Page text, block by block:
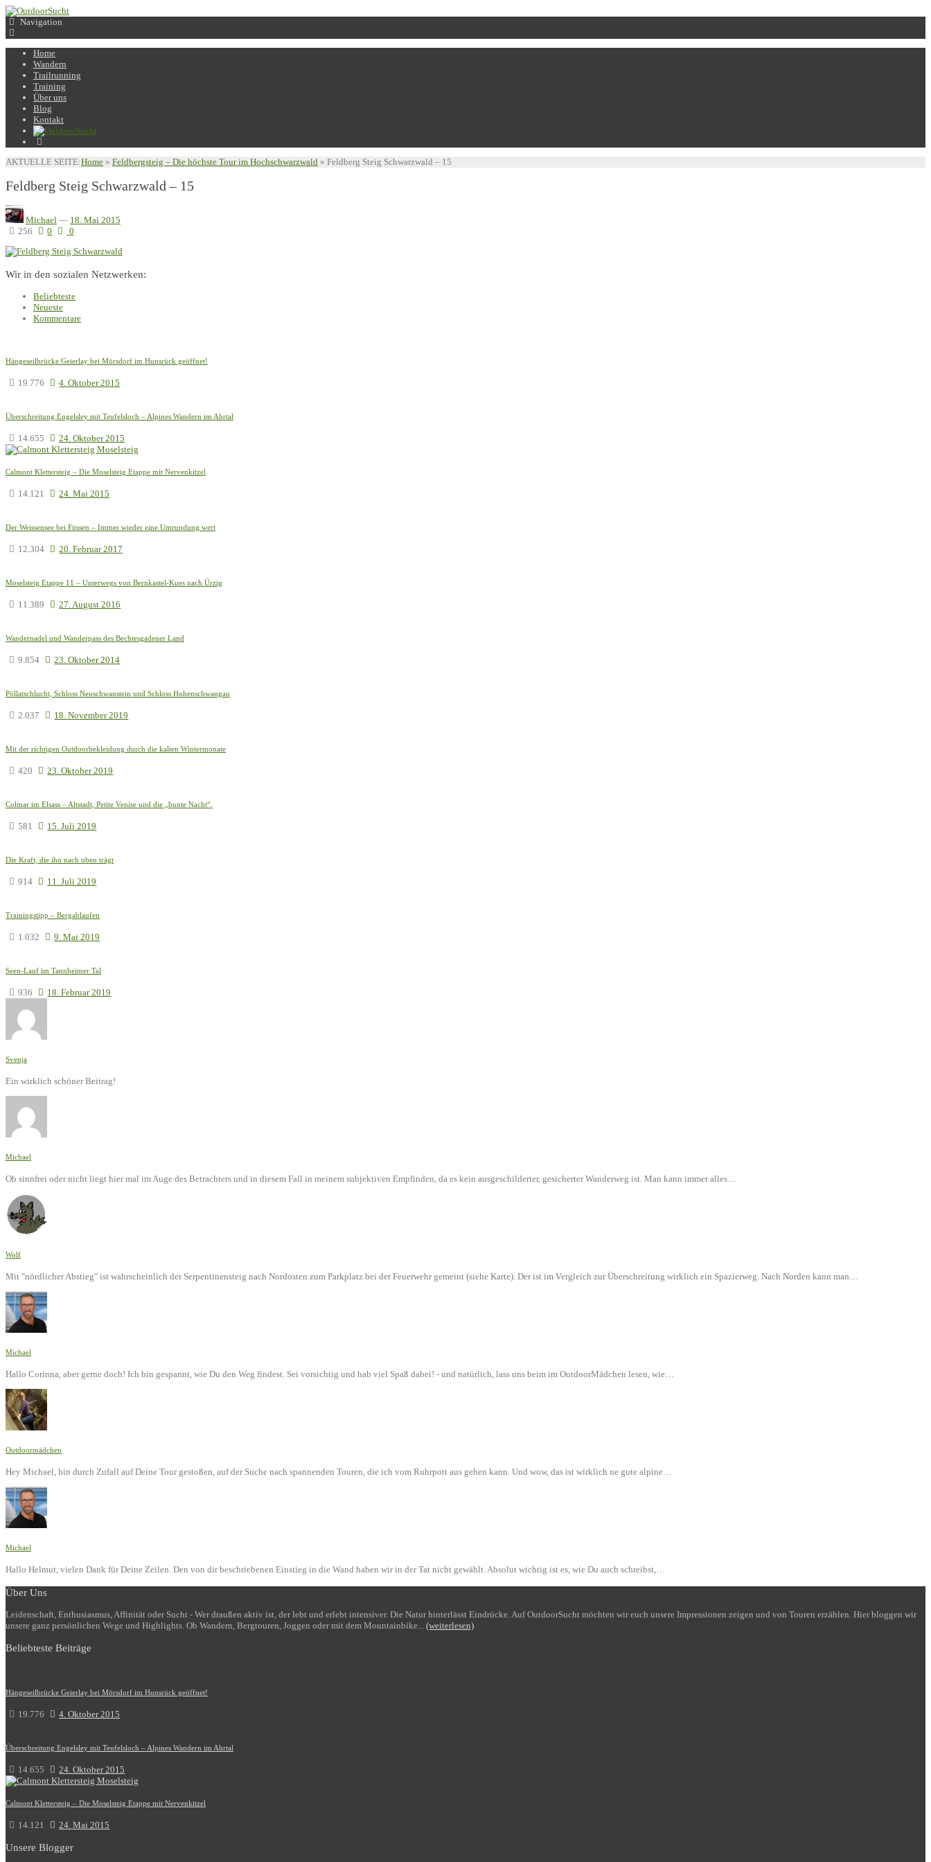
Navigation
Home
Wandern
Trailrunning
Training
Über uns
Blog
Kontakt
AKTUELLE SEITE:Home » Feldbergsteig – Die höchste Tour im Hochschwarzwald » Feldberg Steig Schwarzwald – 15
Feldberg Steig Schwarzwald – 15
Michael — 18. Mai 2015
256
0 0
Wir in den sozialen Netzwerken:
Beliebteste
Neueste
Kommentare
Hängeseilbrücke Geierlay bei Mörsdorf im Hunsrück geöffnet!
19.776 4. Oktober 2015
Überschreitung Engelsley mit Teufelsloch – Alpines Wandern im Ahrtal
14.655 24. Oktober 2015
Calmont Klettersteig – Die Moselsteig Etappe mit Nervenkitzel
14.121 24. Mai 2015
Der Weissensee bei Füssen – Immer wieder eine Umrundung wert
12.304 20. Februar 2017
Moselsteig Etappe 11 – Unterwegs von Bernkastel-Kues nach Ürzig
11.389 27. August 2016
Wandernadel und Wanderpass des Bechtesgadener Land
9.854 23. Oktober 2014
Pöllatschlucht, Schloss Neuschwanstein und Schloss Hohenschwangau
2.037 18. November 2019
Mit der richtigen Outdoorbekleidung durch die kalten Wintermonate
420 23. Oktober 2019
Colmar im Elsass – Altstadt, Petite Venise und die „bunte Nacht“.
581 15. Juli 2019
Die Kraft, die ihn nach oben trägt
914 11. Juli 2019
Trainingstipp – Bergablaufen
1.032 9. Mai 2019
Seen-Lauf im Tannheimer Tal
936 18. Februar 2019
Svenja
Ein wirklich schöner Beitrag!
Michael
Ob sinnfrei oder nicht liegt hier mal im Auge des Betrachters und in diesem Fall in meinem subjektiven Empfinden, da es kein ausgeschilderter, gesicherter Wanderweg ist. Man kann immer alles…
Wolf
Mit "nördlicher Abstieg" ist wahrscheinlich der Serpentinensteig nach Nordosten zum Parkplatz bei der Feuerwehr gemeint (siehe Karte). Der ist im Vergleich zur Überschreitung wirklich ein Spazierweg. Nach Norden kann man…
Michael
Hallo Corinna, aber gerne doch! Ich bin gespannt, wie Du den Weg findest. Sei vorsichtig und hab viel Spaß dabei! - und natürlich, lass uns beim im OutdoorMädchen lesen, wie…
Outdoormädchen
Hey Michael, bin durch Zufall auf Deine Tour gestoßen, auf der Suche nach spannenden Touren, die ich vom Ruhrpott aus gehen kann. Und wow, das ist wirklich ne gute alpine…
Michael
Hallo Helmut, vielen Dank für Deine Zeilen. Den von dir beschriebenen Einstieg in die Wand haben wir in der Tat nicht gewählt. Absolut wichtig ist es, wie Du auch schreibst,…
Über Uns
Leidenschaft, Enthusiasmus, Affinität oder Sucht - Wer draußen aktiv ist, der lebt und erlebt intensiver. Die Natur hinterlässt Eindrücke. Auf OutdoorSucht möchten wir euch unsere Impressionen zeigen und von Touren erzählen. Hier bloggen wir
unsere ganz persönlichen Wege und Highlights. Ob Wandern, Bergtouren, Joggen oder mit dem Mountainbike... (weiterlesen)
Beliebteste Beiträge
Hängeseilbrücke Geierlay bei Mörsdorf im Hunsrück geöffnet!
19.776 4. Oktober 2015
Überschreitung Engelsley mit Teufelsloch – Alpines Wandern im Ahrtal
14.655 24. Oktober 2015
Calmont Klettersteig – Die Moselsteig Etappe mit Nervenkitzel
14.121 24. Mai 2015
Unsere Blogger